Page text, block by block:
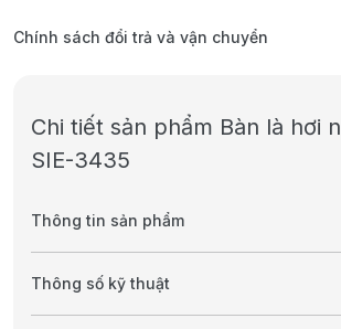
Chính sách đổi trả và vận chuyển
Chi tiết sản phẩm Bàn là hơi
SIE-3435
Thông tin sản phẩm
Thông số kỹ thuật